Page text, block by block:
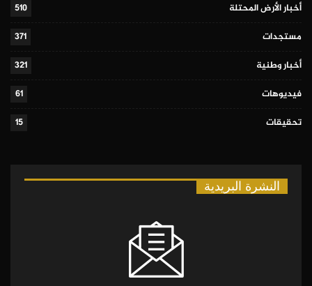
أخبار الأرض المحتلة
510
مستجدات
371
أخبار وطنية
321
فيديوهات
61
تحقيقات
15
النشرة البريدية